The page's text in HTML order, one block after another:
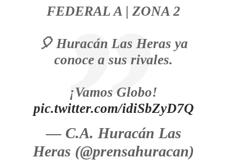
FEDERAL A | ZONA 2
🎈 Huracán Las Heras ya
conoce a sus rivales.
¡Vamos Globo!
pic.twitter.com/idiSbZyD7Q
— C.A. Huracán Las
Heras (@prensahuracan)